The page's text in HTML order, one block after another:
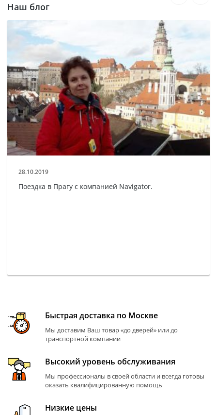
Наш блог
28.10.2019
Поездка в Прагу с компанией Navigator.
Быстрая доставка по Москве
Мы доставим Ваш товар «до дверей» или до
транспортной компании
Высокий уровень обслуживания
Мы профессионалы в своей области и всегда готовы
оказать квалифицированную помощь
Низкие цены